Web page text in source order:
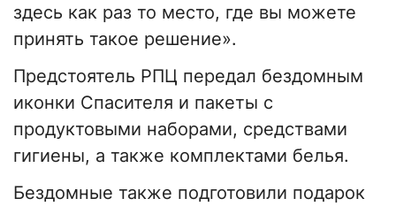
здесь как раз то место, где вы можете
принять такое решение».
Предстоятель РПЦ передал бездомным
иконки Спасителя и пакеты с
продуктовыми наборами, средствами
гигиены, а также комплектами белья.
Бездомные также подготовили подарок